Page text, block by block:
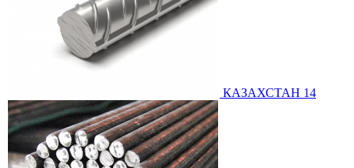
КАЗАХСТАН 14